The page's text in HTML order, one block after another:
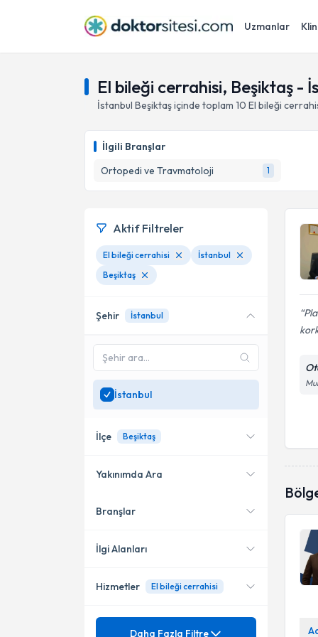
Uzmanlar
El bileği cerrahisi, Beşiktaş -
İstanbul Beşiktaşiçinde toplam 10 El bileği
İlgili Branşlar
Ortopedi ve Travmatoloji
1
Aktif Filtreler
El bileği cerrahisi
İstanbul
Beşiktaş
Şehir İstanbul
İstanbul
İlçe Beşiktaş
Şişli
Bahçelievler
Yakınımda Ara
Konumuma yakın uzmanları
Branşlar
Ortopedi ve Travmatoloji
İlgi Alanları
Acl (Ön Çapraz Bağ) Yırtığı
Hizmetler El bileği cerrahisi
Mezuniyet
Daha Fazla Filtre